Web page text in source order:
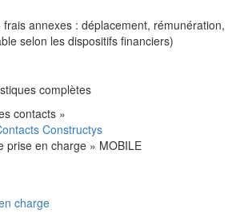
annexes : déplacement, rémunération,
selon les dispositifs financiers)
complètes
contacts »
Constructys
prise en charge » MOBILE
charge